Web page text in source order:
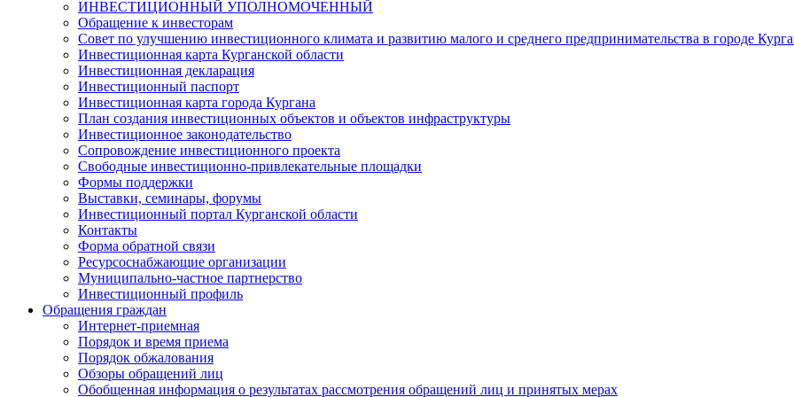
ИНВЕСТИЦИОННЫЙ УПОЛНОМОЧЕННЫЙ
Обращение к инвесторам
Совет по улучшению инвестиционного климата и развитию малого и среднего предпринимательства в городе
Инвестиционная карта Курганской области
Инвестиционная декларация
Инвестиционный паспорт
Инвестиционная карта города Кургана
План создания инвестиционных объектов и объектов инфраструктуры
Инвестиционное законодательство
Сопровождение инвестиционного проекта
Свободные инвестиционно-привлекательные площадки
Формы поддержки
Выставки, семинары, форумы
Инвестиционный портал Курганской области
Контакты
Форма обратной связи
Ресурсоснабжающие организации
Муниципально-частное партнерство
Инвестиционный профиль
Обращения граждан
Интернет-приемная
Порядок и время приема
Порядок обжалования
Обзоры обращений лиц
Обобщенная информация о результатах рассмотрения обращений лиц и принятых мерах